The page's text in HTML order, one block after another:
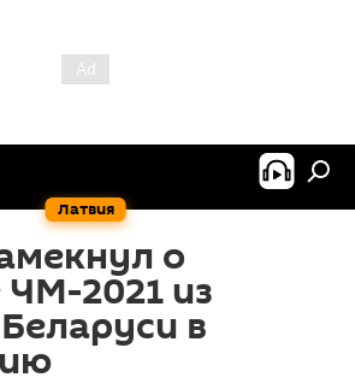
Латвия
о
ЧМ-2021 из
в